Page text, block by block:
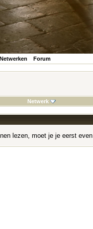
Netwerken Forum
Netwerk
lezen, moet je je eerst even